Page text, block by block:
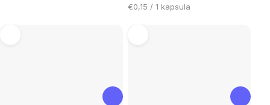
Jednotková
€0,15 / 1 kapsula